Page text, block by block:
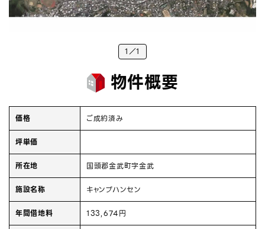
1 1
物件概要
価格 ご成約済み
坪単価
所在地 国頭郡金武町字金武
施設名称 キャンプハンセン
年間借地料 133,674円